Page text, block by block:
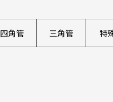
四角管 三角管 特